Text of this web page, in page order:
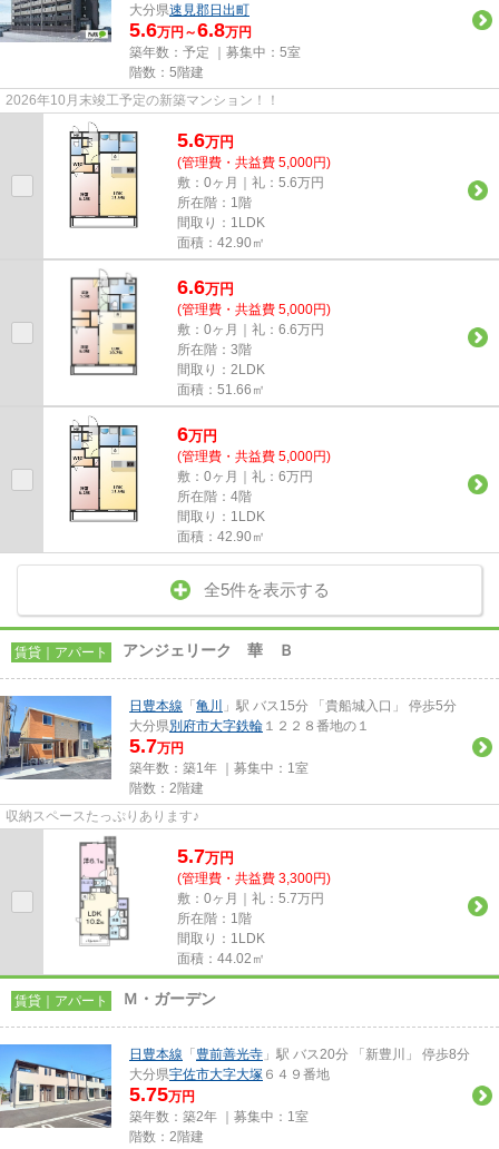
大分県速見郡日出町
5.6万円～6.8万円
築年数：予定 ｜募集中： 5室
階数：5階建
2026年10月末竣工予定の新築マンション！！
5.6万円
(管理費・共益費 5,000円)
敷：0ヶ月｜礼：5.6万円
所在階：1階
間取り：1LDK
面積：42.90㎡
6.6万円
(管理費・共益費 5,000円)
敷：0ヶ月｜礼：6.6万円
所在階：3階
間取り：2LDK
面積：51.66㎡
6万円
(管理費・共益費 5,000円)
敷：0ヶ月｜礼：6万円
所在階：4階
間取り：1LDK
面積：42.90㎡
全5件を表示する
賃貸｜アパート アンジェリーク 華 Ｂ
日豊本線 「 亀川
」駅 バス15分 「貴船城入口」 停歩5分
大分県別府市大字鉄輪 １２２８番地の１
5.7万円
築年数：築1年 ｜募集中： 1室
階数：2階建
収納スペースたっぷりあります♪
5.7万円
(管理費・共益費 3,300円)
敷：0ヶ月｜礼：5.7万円
所在階：1階
間取り：1LDK
面積：44.02㎡
賃貸｜アパート Ｍ・ガーデン
日豊本線 「 豊前善光寺 」駅 バス20分 「新豊川」 停歩8分
大分県宇佐市大字大塚 ６４９番地
5.75万円
築年数：築2年 ｜募集中： 1室
階数：2階建